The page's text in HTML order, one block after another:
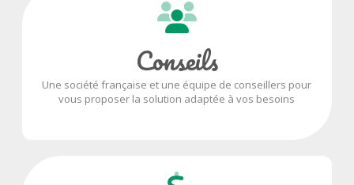
Conseils
Une société française et une équipe de conseillers pour
vous proposer la solution adaptée à vos besoins